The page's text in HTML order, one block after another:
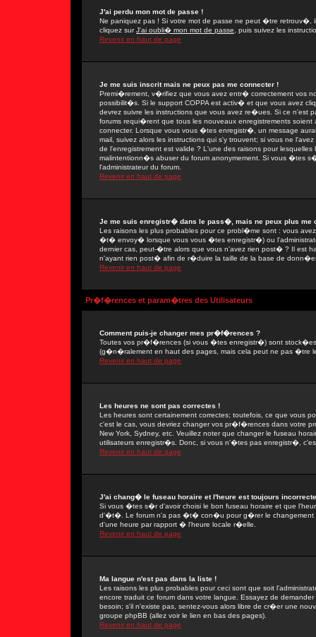
J'ai perdu mon mot de passe !
Ne paniquez pas ! Si votre mot de passe ne peut �tre
cliquez surJ'ai oubli� mon mot de passe , puis suivez les
Revenir en haut de page
Je me suis inscrit mais ne peux pas me connecter !
Premi�rement, v�rifiez que vous avez entr� correctement vos
possibilit�s. Si le support COPPA est activ� et que vous avez
devrez suivre les instructions que vous avez re�ues. Si ce
forums requi�rent que tous les nouveaux enregistrements
connecter. Lorsque vous vous �tes enregistr�, un message
mail, suivez alors les instructions qui s'y trouvent; si vous ne
de l'enregistrement est valide ? L'une des raisons pour
malintentionn�s abuser du forum anonymement. Si vous �tes
l'administrateur du forum.
Revenir en haut de page
Je me suis enregistr� dans le pass�, mais ne peux plus me
Les raisons les plus probables pour ce probl�me sont : vous
�t� envoy� lorsque vous vous �tes enregistr�) ou
dernier cas, peut-�tre alors que vous n'avez rien post� ? Il est
n'ayant rien post� afin de r�duire la taille de la base de
Revenir en haut de page
Pr�f�rences et param�tres des Utilisateurs
Comment puis-je changer mes pr�f�rences ?
Toutes vos pr�f�rences (si vous �tes enregistr�) sont
(g�n�ralement en haut des pages, mais cela peut ne pas �tre
Revenir en haut de page
Les heures ne sont pas correctes !
Les heures sont certainement correctes; toutefois, ce que vous
c'est le cas, vous devriez changer vos pr�f�rences dans votre
New York, Sydney, etc. Veuillez noter que changer le fuseau
utilisateurs enregistr�s. Donc, si vous n'�tes pas enregistr�,
Revenir en haut de page
J'ai chang� le fuseau horaire et l'heure est toujours
Si vous �tes s�r d'avoir choisi le bon fuseau horaire et que
d'�t�. Le forum n'a pas �t� con�u pour g�rer le
d'une heure par rapport � l'heure locale r�elle.
Revenir en haut de page
Ma langue n'est pas dans la liste !
Les raisons les plus probables pour ceci sont que soit
encore traduit ce forum dans votre langue. Essayez de
besoin; s'il n'existe pas, sentez-vous alors libre de cr�er une
groupe phpBB (allez voir le lien en bas des pages).
Revenir en haut de page